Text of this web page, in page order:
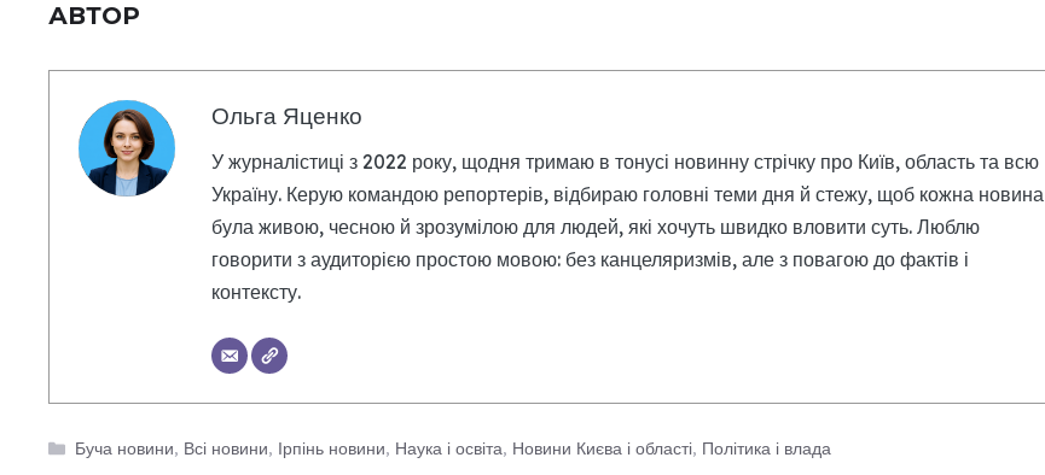
АВТОР
Ольга Яценко
У журналістиці з 2022 року, щодня тримаю в тонусі новинну стрічку про Київ, область та всю
Україну. Керую командою репортерів, відбираю головні теми дня й стежу, щоб кожна новина
була живою, чесною й зрозумілою для людей, які хочуть швидко вловити суть. Люблю
говорити з аудиторією простою мовою: без канцеляризмів, але з повагою до фактів і
контексту.
Категорії
Буча новини, Всі новини, Ірпінь новини, Наука і освіта, Новини Києва і області, Політика і влада